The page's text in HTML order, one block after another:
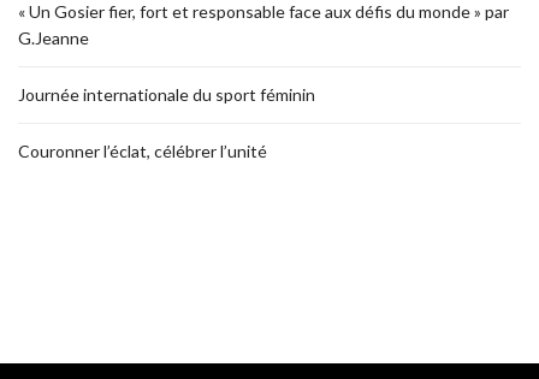
« Un Gosier fier, fort et responsable face aux défis du monde » par
G.Jeanne
Journée internationale du sport féminin
Couronner l’éclat, célébrer l’unité